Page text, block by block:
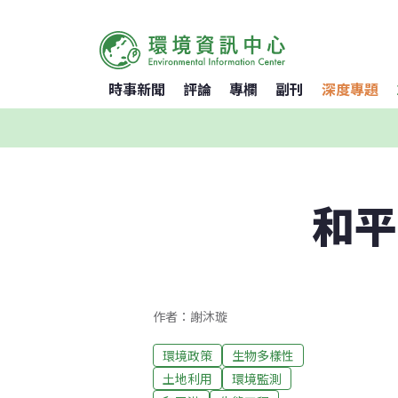
時事新聞 評論 專欄 副刊 深度專題
和
作者：謝沐璇
環境政策
生物多樣性
土地利用
環境監測